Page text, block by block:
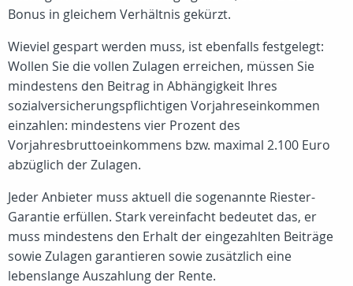
Bonus in gleichem Verhältnis gekürzt.
Wieviel gespart werden muss, ist ebenfalls festgelegt:
Wollen Sie die vollen Zulagen erreichen, müssen Sie
mindestens den Beitrag in Abhängigkeit Ihres
sozialversicherungspflichtigen Vorjahreseinkommen
einzahlen: mindestens vier Prozent des
Vorjahresbruttoeinkommens bzw. maximal 2.100 Euro
abzüglich der Zulagen.
Jeder Anbieter muss aktuell die sogenannte Riester-
Garantie erfüllen. Stark vereinfacht bedeutet das, er
muss mindestens den Erhalt der eingezahlten Beiträge
sowie Zulagen garantieren sowie zusätzlich eine
lebenslange Auszahlung der Rente.